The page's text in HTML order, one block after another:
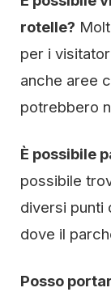
rotelle?
per i
anche aree
potrebbero
È possibile
possibile
diversi punti
dove il
Posso